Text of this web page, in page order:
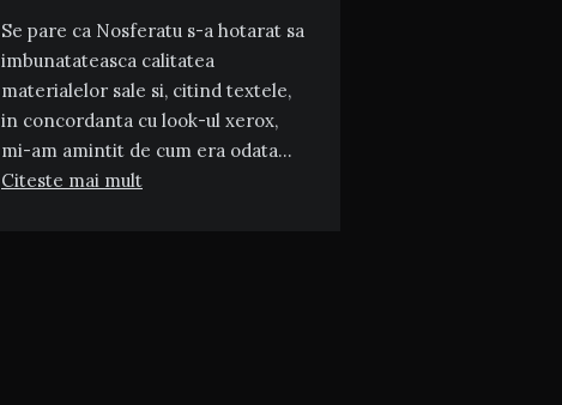
Se pare ca Nosferatu s-a hotarat sa
imbunatateasca calitatea
materialelor sale si, citind textele,
in concordanta cu look-ul xerox,
mi-am amintit de cum era odata…
Citeste mai mult